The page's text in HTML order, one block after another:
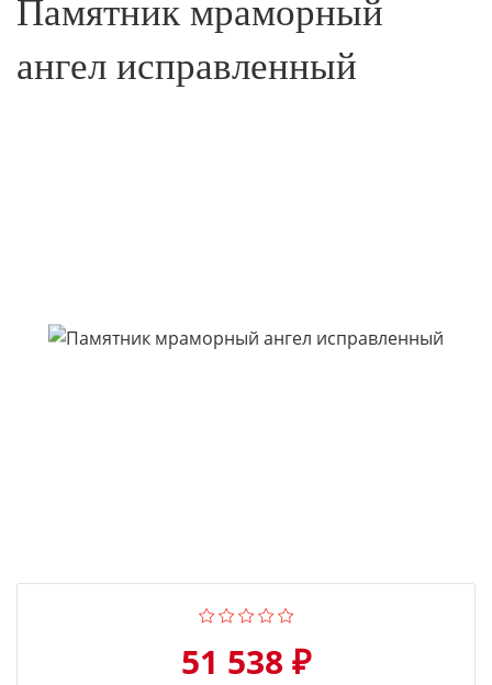
Памятник мраморный
ангел исправленный
51 538 ₽